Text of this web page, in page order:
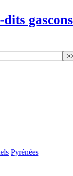
gascons
Pyrénées